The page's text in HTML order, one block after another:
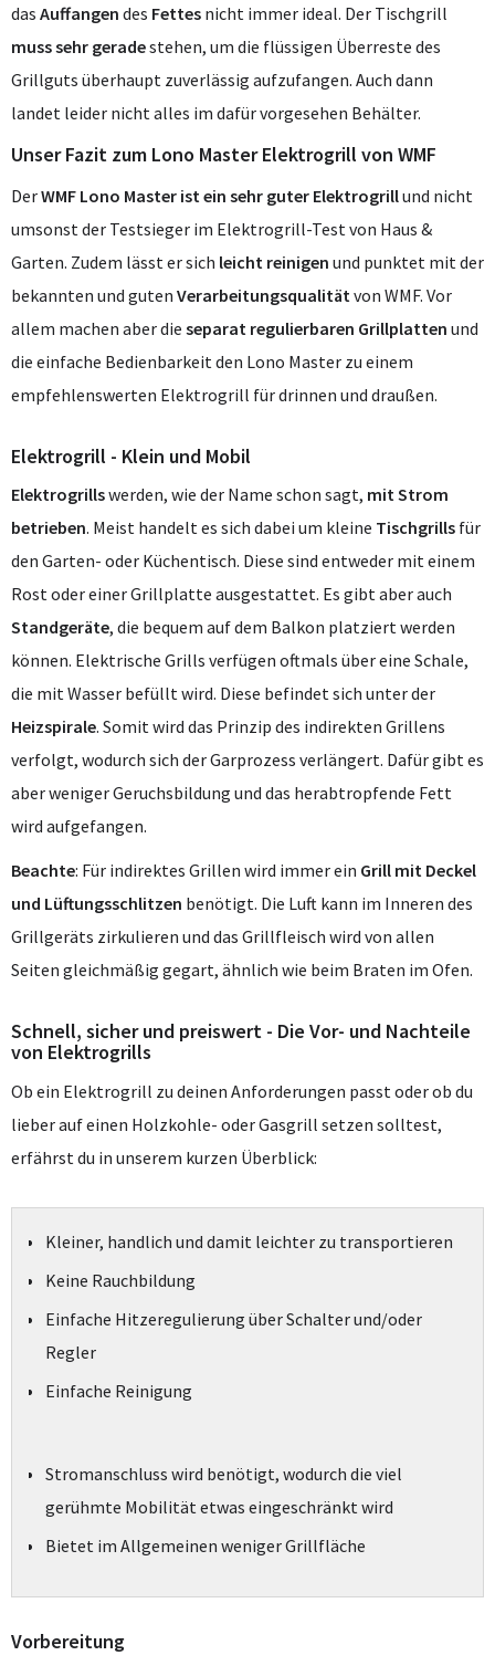
das Auffangen des Fettes nicht immer ideal. Der Tischgrill
muss sehr geradestehen, um die flüssigen Überreste des
Grillguts überhaupt zuverlässig aufzufangen. Auch dann
landet leider nicht alles im dafür vorgesehen Behälter.
Unser Fazit zum Lono Master Elektrogrill von WMF
DerWMF Lono Master ist ein sehr guter Elektrogrillund nicht
umsonst der Testsieger im Elektrogrill-Test von Haus &
Garten. Zudem lässt er sich leicht reinigen und punktet mit der
bekannten und guten Verarbeitungsqualität von WMF. Vor
allem machen aber die separat regulierbaren Grillplatten und
die einfache Bedienbarkeit den Lono Master zu einem
empfehlenswerten Elektrogrill für drinnen und draußen.
Elektrogrill - Klein und Mobil
Elektrogrillswerden, wie der Name schon sagt, mit Strom
betrieben. Meist handelt es sich dabei um kleine Tischgrills für
den Garten- oder Küchentisch. Diese sind entweder mit einem
Rost oder einer Grillplatte ausgestattet. Es gibt aber auch
Standgeräte, die bequem auf dem Balkon platziert werden
können. Elektrische Grills verfügen oftmals über eine Schale,
die mit Wasser befüllt wird. Diese befindet sich unter der
Heizspirale. Somit wird das Prinzip des indirekten Grillens
verfolgt, wodurch sich der Garprozess verlängert. Dafür gibt es
aber weniger Geruchsbildung und das herabtropfende Fett
wird aufgefangen.
Beachte: Für indirektes Grillen wird immer ein Grill mit Deckel
und Lüftungsschlitzen benötigt. Die Luft kann im Inneren des
Grillgeräts zirkulieren und das Grillfleisch wird von allen
Seiten gleichmäßig gegart, ähnlich wie beim Braten im Ofen.
Schnell, sicher und preiswert - Die Vor- und Nachteile
von Elektrogrills
Ob ein Elektrogrill zu deinen Anforderungen passt oder ob du
lieber auf einen Holzkohle- oder Gasgrill setzen solltest,
erfährst du in unserem kurzen Überblick:
Kleiner, handlich und damit leichter zu transportieren
Keine Rauchbildung
Einfache Hitzeregulierung über Schalter und/oder
Regler
Einfache Reinigung
Stromanschluss wird benötigt, wodurch die viel
gerühmte Mobilität etwas eingeschränkt wird
Bietet im Allgemeinen weniger Grillfläche
Vorbereitung